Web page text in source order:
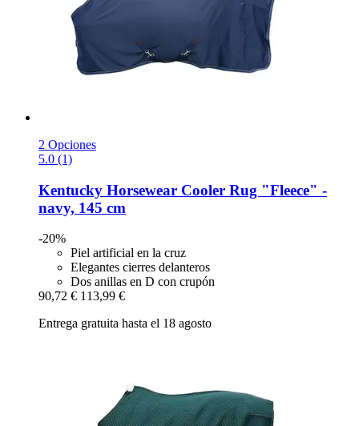
2 Opciones
5.0 (1)
Kentucky Horsewear Cooler Rug "Fleece" -​
navy, 145 cm
-20%
Piel artificial en la cruz
Elegantes cierres delanteros
Dos anillas en D con crupón
90,72 € 113,99 €
Entrega gratuita hasta el 18 agosto